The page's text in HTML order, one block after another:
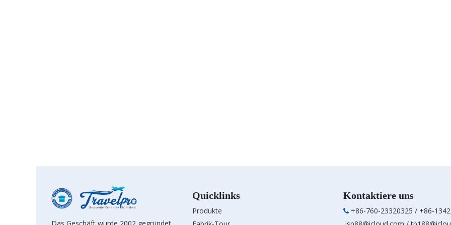
Quicklinks
Produkte
Kontaktiere uns
 +86-760-23320325 / +86-